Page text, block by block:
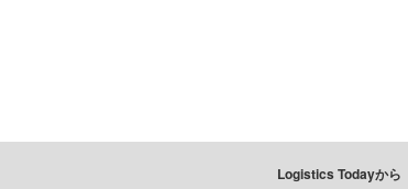
Logistics Todayから